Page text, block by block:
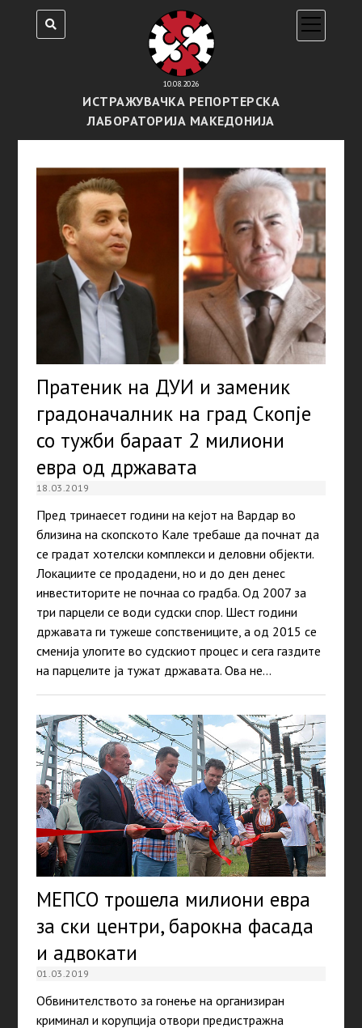
10.08.2026
ИСТРАЖУВАЧКА РЕПОРТЕРСКА
ЛАБОРАТОРИЈА МАКЕДОНИЈА
open
menu
Пратеник на ДУИ и заменик
градоначалник на град Скопје
со тужби бараат 2 милиони
евра од државата
18.03.2019
Пред тринаесет години на кејот на Вардар во
близина на скопското Кале требаше да почнат да
се градат хотелски комплекси и деловни објекти.
Локациите се продадени, но и до ден денес
инвеститорите не почнаа со градба. Од 2007 за
три парцели се води судски спор. Шест години
државата ги тужеше сопствениците, а од 2015 се
сменија улогите во судскиот процес и сега газдите
на парцелите ја тужат државата. Ова не…
МЕПСО трошела милиони евра
за ски центри, барокна фасада
и адвокати
01.03.2019
Обвинителството за гонење на организиран
криминал и корупција отвори предистражна